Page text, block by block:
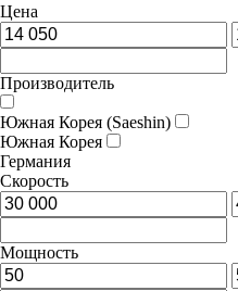
Цена
Производитель
Южная Корея (Saeshin)
Южная Корея
Германия
Скорость
Мощность